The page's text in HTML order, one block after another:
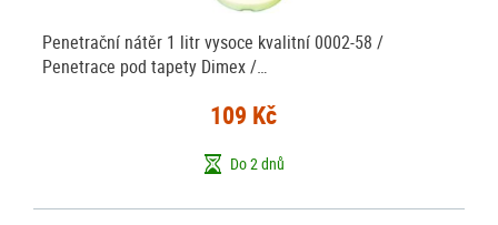
Penetrační nátěr 1 litr vysoce kvalitní 0002-58 /
Penetrace pod tapety Dimex /…
109 Kč
Do 2 dnů